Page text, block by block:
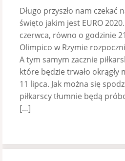
Długo przyszło nam czekać
święto jakim jest EURO
czerwca, równo o godzinie
Olimpico w Rzymie
A tym samym zacznie
które będzie trwało okrągły
11 lipca. Jak można się
piłkarscy tłumnie będą
[…]